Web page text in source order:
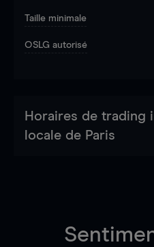
Taille minimale
OSLG autorisé
Horaires de trading
locale de Paris